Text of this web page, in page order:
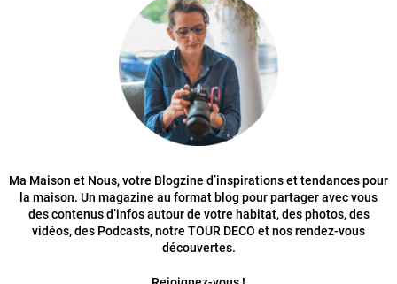
Ma Maison et Nous, votre Blogzine d’inspirations et tendances pour
la maison. Un magazine au format blog pour partager avec vous
des contenus d’infos autour de votre habitat, des photos, des
vidéos, des Podcasts, notre TOUR DECO et nos rendez-vous
découvertes.